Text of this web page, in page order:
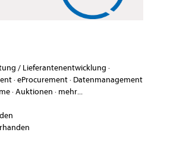
/ Lieferantenentwicklung ·
·eProcurement· Datenmanagement
·Auktionen · mehr...